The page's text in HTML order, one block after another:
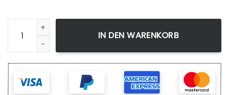
Olympiastadion Berlin Sunset - Leinwandbild Menge
IN DEN WARENKORB